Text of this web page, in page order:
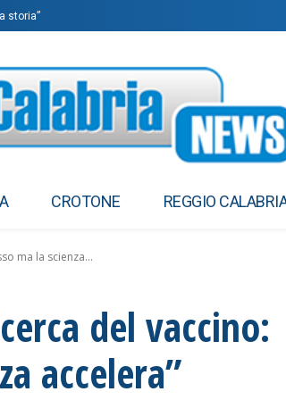
storia”
CROTONE REGGIO
ma la scienza...
del vaccino:
accelera”